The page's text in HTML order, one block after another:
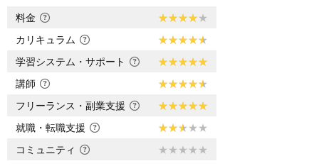
料金
カリキュラム
学習システム・サポート
講師
フリーランス・副業支援
就職・転職支援
コミュニティ